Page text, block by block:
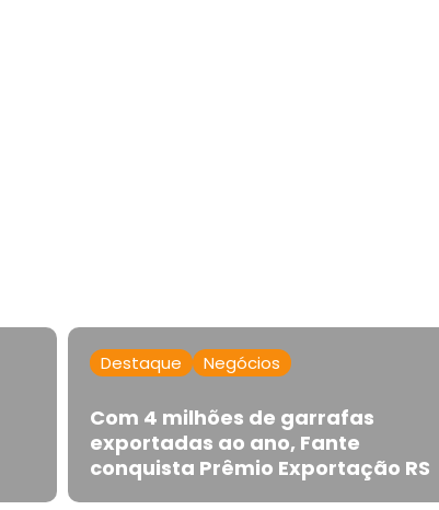
Destaque Negócios
Com 4 milhões de garrafas
exportadas ao ano, Fante
conquista Prêmio Exportação RS